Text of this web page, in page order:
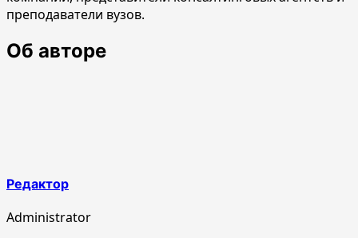
преподаватели вузов.
Об авторе
Редактор
Administrator